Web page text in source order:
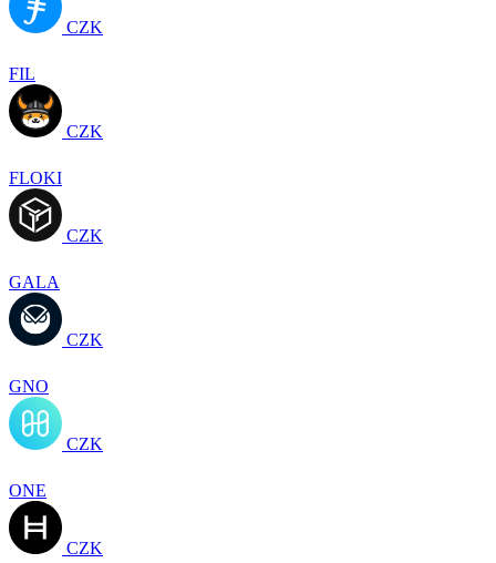
CZK
FIL
CZK
FLOKI
CZK
GALA
CZK
GNO
CZK
ONE
CZK